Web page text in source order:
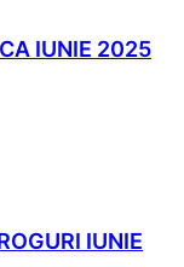
IUNIE 2025
IUNIE